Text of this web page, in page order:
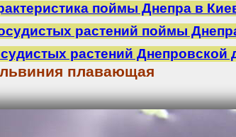
поймы Днепра в
растений поймы
растений Днепровской
плавающая